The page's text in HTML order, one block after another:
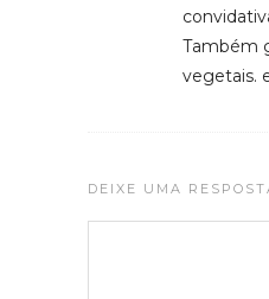
Também
vegetais.
DEIXE UMA